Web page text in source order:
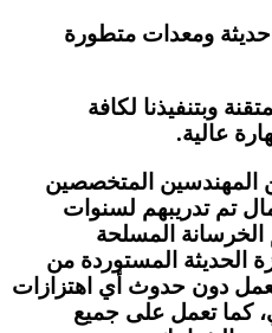
حديثة ومعدات متطورة
وبتنفيذنا لكافة
عالية.
المهندسين المتخصصين
تم تدريبهم لسنوات
المسلحة
الحديثة المستوردة من
تعمل دون حدوث أي اهتزازات
كما تعمل على جميع